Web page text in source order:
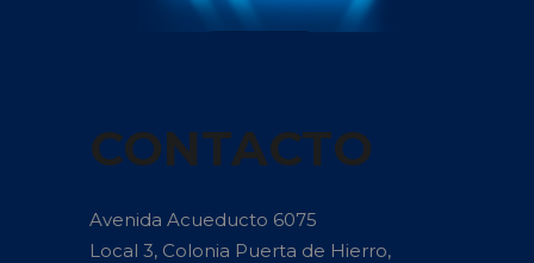
CONTACTO
Avenida Acueducto 6075
Local 3, Colonia Puerta de Hierro,